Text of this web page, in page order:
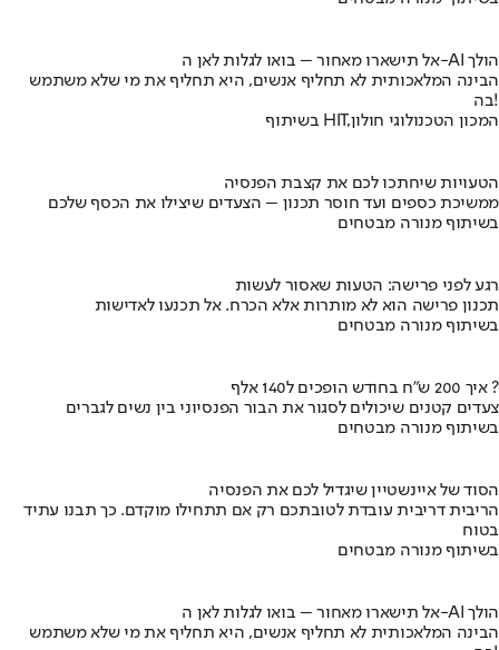
אל תישארו מאחור – בואו לגלות לאן ה-AI הולך
הבינה המלאכותית לא תחליף אנשים, היא תחליף את מי שלא משתמש
בה!
בשיתוף HIT,המכון הטכנולוגי חולון
הטעויות שיחתכו לכם את קצבת הפנסיה
ממשיכת כספים ועד חוסר תכנון – הצעדים שיצילו את הכסף שלכם
בשיתוף מנורה מבטחים
רגע לפני פרישה: הטעות שאסור לעשות
תכנון פרישה הוא לא מותרות אלא הכרח. אל תכנעו לאדישות
בשיתוף מנורה מבטחים
איך 200 ש"ח בחודש הופכים ל140 אלף ?
צעדים קטנים שיכולים לסגור את הבור הפנסיוני בין נשים לגברים
בשיתוף מנורה מבטחים
הסוד של איינשטיין שיגדיל לכם את הפנסיה
הריבית דריבית עובדת לטובתכם רק אם תתחילו מוקדם. כך תבנו עתיד
בטוח
בשיתוף מנורה מבטחים
אל תישארו מאחור – בואו לגלות לאן ה-AI הולך
הבינה המלאכותית לא תחליף אנשים, היא תחליף את מי שלא משתמש